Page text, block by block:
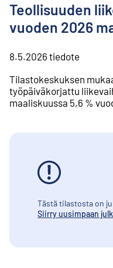
Teollisuuden
vuoden 2026
8.5.2026 tiedote
Tilastokeskuksen
työpäiväkorjattu
maaliskuussa 5,6 %
Tästä tilastosta on
Siirry uusimpaan